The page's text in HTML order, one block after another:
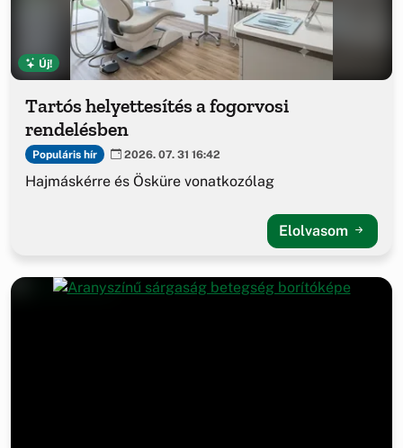
Új!
Tartós helyettesítés a fogorvosi
rendelésben
Populáris hír 2026. 07. 31 16:42
Hajmáskérre és Ösküre vonatkozólag
Elolvasom